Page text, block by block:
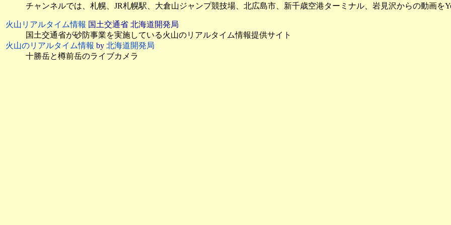
チャンネルでは、札幌、JR札幌駅、大倉山ジャンプ競技場、北広島市、新千歳空港ターミナル、岩見沢からの動画を
火山リアルタイム情報 国土交通省 北海道開発局
国土交通省が砂防事業を実施している火山のリアルタイム情報提供サイト
火山のリアルタイム情報 by 北海道開発局
十勝岳と樽前岳のライブカメラ